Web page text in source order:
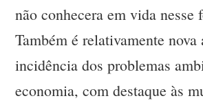
não conhecera em vida nesse
Também é relativamente nova
incidência dos problemas
economia, com destaque às